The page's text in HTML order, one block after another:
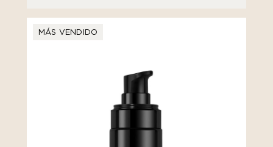
MÁS VENDIDO